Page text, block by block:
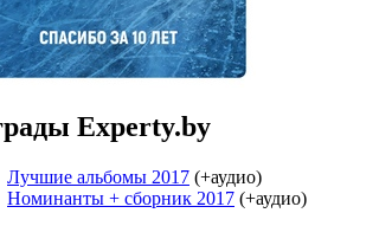
Experty.by
Лучшие альбомы 2017 (+аудио)
Номинанты + cборник 2017 (+аудио)